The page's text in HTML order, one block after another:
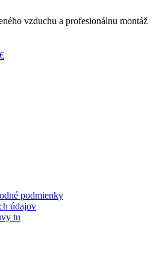
vzduchu a profesionálnu montáž
€
podmienky
údajov
tu